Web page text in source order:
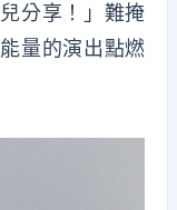
分享！」難掩
量的演出點燃